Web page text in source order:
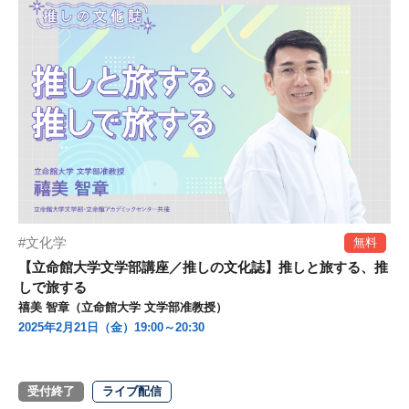
文化学
【立命館大学文学部講座／推しの文化誌】推しと旅する、推
しで旅する
禧美 智章（立命館大学 文学部准教授）
2025年2月21日（金）19:00～20:30
無料
受付終了 ライブ配信